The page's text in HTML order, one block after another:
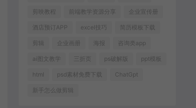
剪映教程 前端教学资源分享 企业宣传册
酒店预订APP excel技巧 简历模板下载
剪辑 企业画册 海报 咨询类app
ai图文教学 三折页 ps破解版 ppt模板
html psd素材免费下载 ChatGpt
新手怎么做剪辑